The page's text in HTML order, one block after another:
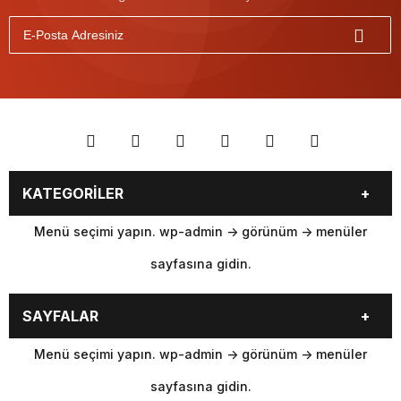
KATEGORİLER
Menü seçimi yapın. wp-admin -> görünüm -> menüler
sayfasına gidin.
SAYFALAR
Menü seçimi yapın. wp-admin -> görünüm -> menüler
sayfasına gidin.